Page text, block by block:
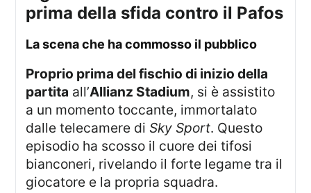
prima della sfida contro il Pafos
La scena che ha commosso il pubblico
Proprio prima del fischio di inizio della
partita all’Allianz Stadium, si è assistito
a un momento toccante, immortalato
dalle telecamere di Sky Sport. Questo
episodio ha scosso il cuore dei tifosi
bianconeri, rivelando il forte legame tra il
giocatore e la propria squadra.